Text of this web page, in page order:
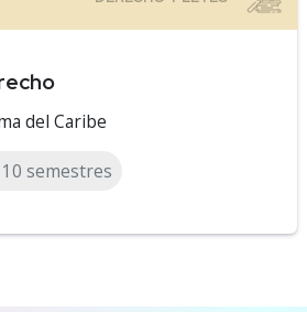
del Caribe
10 semestres